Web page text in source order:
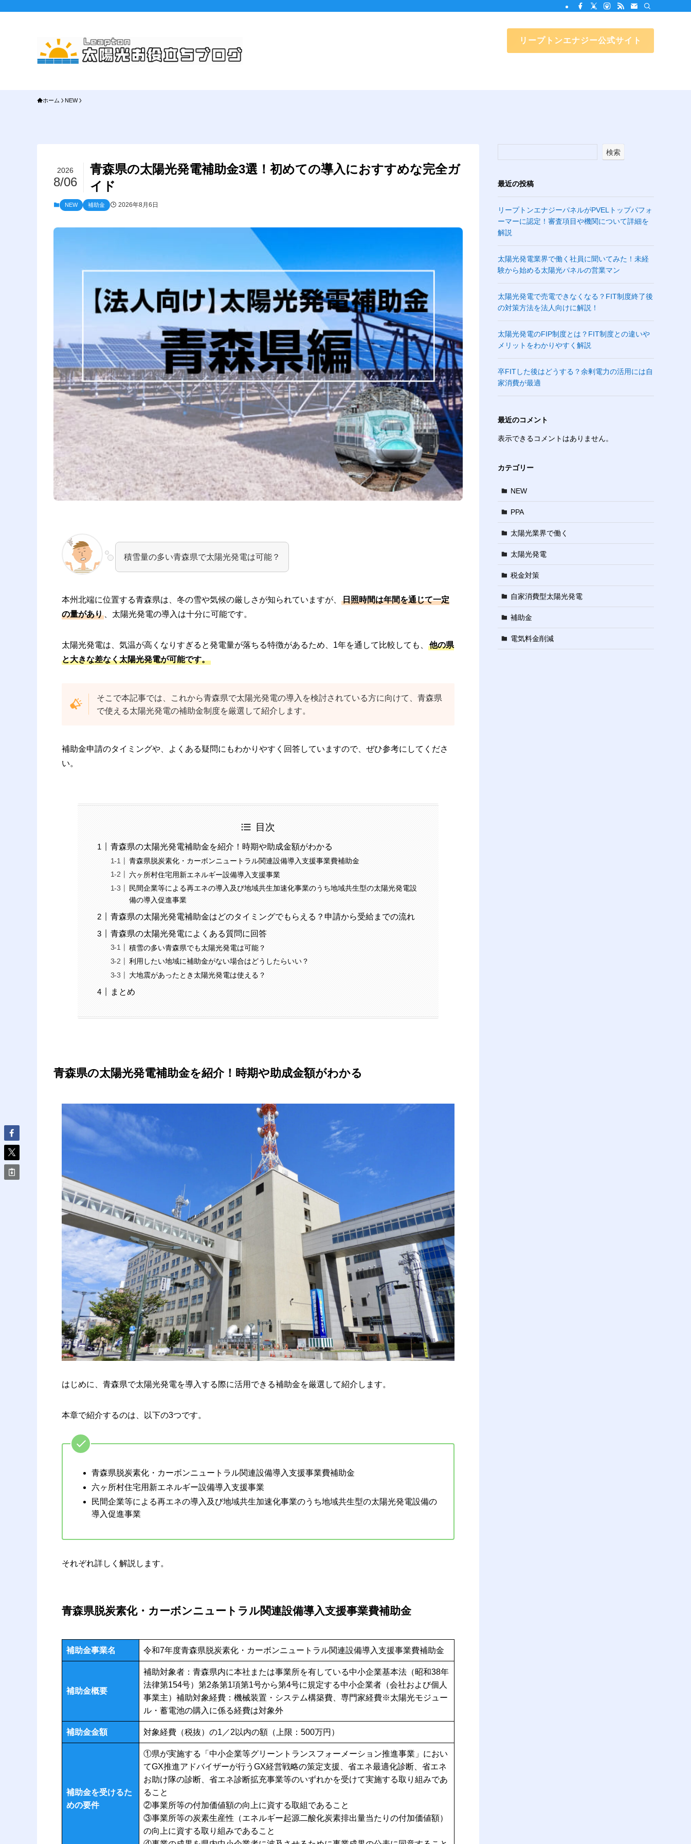
リープトンエナジー公式サイト
ホーム NEW
青森県の太陽光発電補助金3選！初めての導入におすすめな完全ガ
イド
2026
8/06
NEW 補助金 2026年8月6日
積雪量の多い青森県で太陽光発電は可能？
本州北端に位置する青森県は、冬の雪や気候の厳しさが知られていますが、
日照時間は年間を通じて一定
の量があり
、太陽光発電の導入は十分に可能です。
太陽光発電は、気温が高くなりすぎると発電量が落ちる特徴があるため、1年を通して比較しても、
他の県
と大きな差なく太陽光発電が可能です。
そこで本記事では、これから青森県で太陽光発電の導入を検討されている方に向けて、青森県
で使える太陽光発電の補助金制度を厳選して紹介します。
補助金申請のタイミングや、よくある疑問にもわかりやすく回答していますので、ぜひ参考にしてくださ
い。
目次
青森県の太陽光発電補助金を紹介！時期や助成金額がわかる
青森県脱炭素化・カーボンニュートラル関連設備導入支援事業費補助金
六ヶ所村住宅用新エネルギー設備導入支援事業
民間企業等による再エネの導入及び地域共生加速化事業のうち地域共生型の太陽光発電設
備の導入促進事業
青森県の太陽光発電補助金はどのタイミングでもらえる？申請から受給までの流れ
青森県の太陽光発電によくある質問に回答
積雪の多い青森県でも太陽光発電は可能？
利用したい地域に補助金がない場合はどうしたらいい？
大地震があったとき太陽光発電は使える？
まとめ
青森県の太陽光発電補助金を紹介！時期や助成金額がわかる
はじめに、青森県で太陽光発電を導入する際に活用できる補助金を厳選して紹介します。
本章で紹介するのは、以下の3つです。
青森県脱炭素化・カーボンニュートラル関連設備導入支援事業費補助金
六ヶ所村住宅用新エネルギー設備導入支援事業
民間企業等による再エネの導入及び地域共生加速化事業のうち地域共生型の太陽光発電設備の
導入促進事業
それぞれ詳しく解説します。
青森県脱炭素化・カーボンニュートラル関連設備導入支援事業費補助金
補助金事業名 令和7年度青森県脱炭素化・カーボンニュートラル関連設備導入支援事業費補助金
補助金概要
補助対象者：青森県内に本社または事業所を有している中小企業基本法（昭和38年
法律第154号）第2条第1項第1号から第4号に規定する中小企業者（会社および個人
事業主）補助対象経費：機械装置・システム構築費、専門家経費※太陽光モジュー
ル・蓄電池の購入に係る経費は対象外
補助金金額 対象経費（税抜）の1／2以内の額（上限：500万円）
補助金を受けるた
めの要件
①県が実施する「中小企業等グリーントランスフォーメーション推進事業」におい
てGX推進アドバイザーが行うGX経営戦略の策定支援、省エネ最適化診断、省エネ
お助け隊の診断、省エネ診断拡充事業等のいずれかを受けて実施する取り組みであ
ること
②事業所等の付加価値額の向上に資する取組であること
③事業所等の炭素生産性（エネルギー起源二酸化炭素排出量当たりの付加価値額）
の向上に資する取り組みであること
検索
最近の投稿
リープトンエナジーパネルがPVELトップパフォ
ーマーに認定！審査項目や機関について詳細を
解説
太陽光発電業界で働く社員に聞いてみた！未経
験から始める太陽光パネルの営業マン
太陽光発電で売電できなくなる？FIT制度終了後
の対策方法を法人向けに解説！
太陽光発電のFIP制度とは？FIT制度との違いや
メリットをわかりやすく解説
卒FITした後はどうする？余剰電力の活用には自
家消費が最適
最近のコメント
表示できるコメントはありません。
カテゴリー
NEW
PPA
太陽光業界で働く
太陽光発電
税金対策
自家消費型太陽光発電
補助金
電気料金削減